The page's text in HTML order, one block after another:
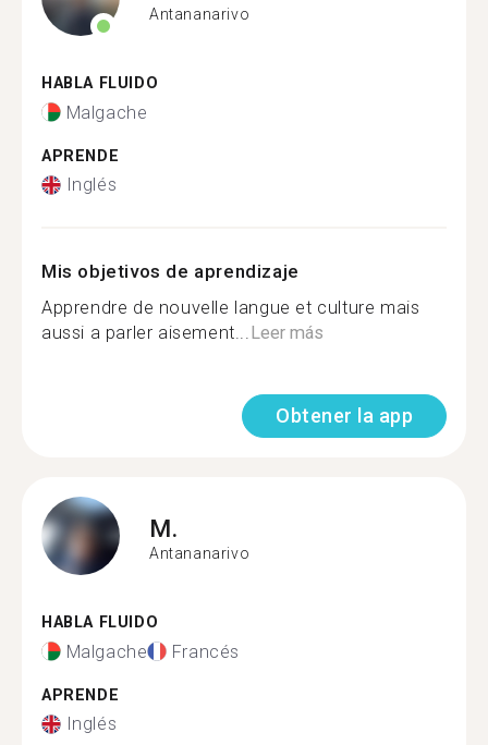
Antananarivo
HABLA FLUIDO
Malgache
APRENDE
Inglés
Mis objetivos de aprendizaje
Apprendre de nouvelle langue et culture mais
aussi a parler aisement...Leer más
Obtener la app
M.
Antananarivo
HABLA FLUIDO
Malgache Francés
APRENDE
Inglés